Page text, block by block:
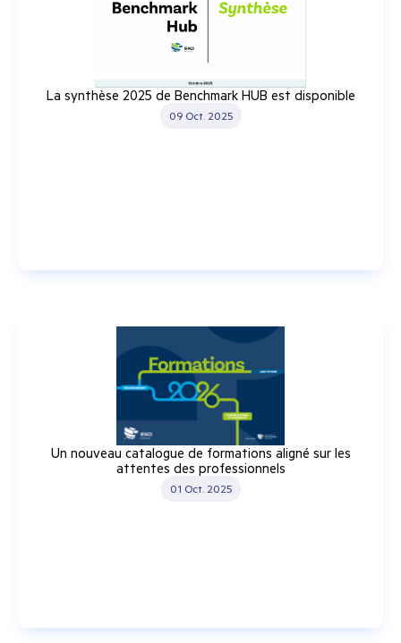
La synthèse 2025 de Benchmark HUB est disponible
09 Oct. 2025
Un nouveau catalogue de formations aligné sur les
attentes des professionnels
01 Oct. 2025